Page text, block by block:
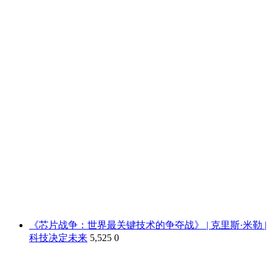
《芯片战争：世界最关键技术的争夺战》 | 克里斯·米勒 |
科技决定未来 5,525 0